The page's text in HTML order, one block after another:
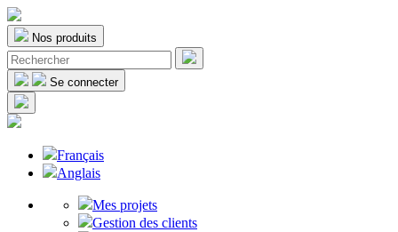
Nos produits
Se connecter
Français
Anglais
Mes projets
Gestion des clients